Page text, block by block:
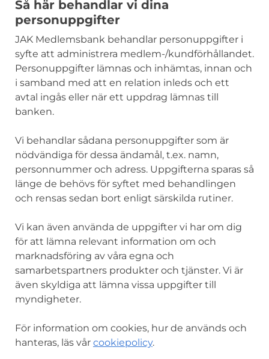
Så här behandlar vi dina
personuppgifter
JAK Medlemsbank behandlar personuppgifter i
syfte att administrera medlem-/kundförhållandet.
Personuppgifter lämnas och inhämtas, innan och
i samband med att en relation inleds och ett
avtal ingås eller när ett uppdrag lämnas till
banken.
Vi behandlar sådana personuppgifter som är
nödvändiga för dessa ändamål, t.ex. namn,
personnummer och adress. Uppgifterna sparas så
länge de behövs för syftet med behandlingen
och rensas sedan bort enligt särskilda rutiner.
Vi kan även använda de uppgifter vi har om dig
för att lämna relevant information om och
marknadsföring av våra egna och
samarbetspartners produkter och tjänster. Vi är
även skyldiga att lämna vissa uppgifter till
myndigheter.
För information om cookies, hur de används och
hanteras, läs vår cookiepolicy.